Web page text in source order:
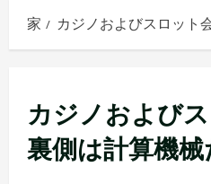
プ
イ
ニ
ュ
ー
家 カジノおよびスロット
カジノおよび
裏側は計算機